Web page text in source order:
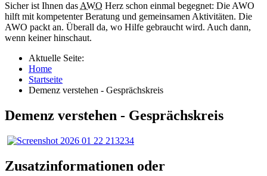
Sicher ist Ihnen das AWO Herz schon einmal begegnet: Die AWO
hilft mit kompetenter Beratung und gemeinsamen Aktivitäten. Die
AWO packt an. Überall da, wo Hilfe gebraucht wird. Auch dann,
wenn keiner hinschaut.
Aktuelle Seite:
Home
Startseite
Demenz verstehen - Gesprächskreis
Demenz verstehen - Gesprächskreis
Zusatzinformationen oder